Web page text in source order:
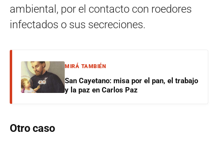
ambiental, por el contacto con roedores
infectados o sus secreciones.
MIRÁ TAMBIÉN
San Cayetano: misa por el pan, el trabajo
y la paz en Carlos Paz
Otro caso